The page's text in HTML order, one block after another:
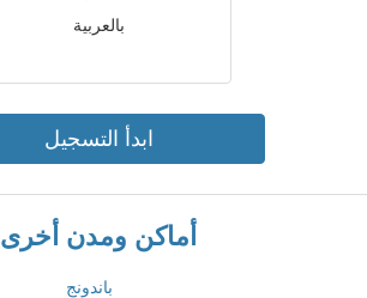
بالعربية
ابدأ التسجيل
أماكن ومدن أخرى
باندونج